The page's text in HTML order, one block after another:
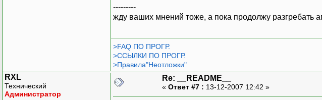
---------
жду ваших мнений тоже, а пока продолжу разгребать
>FAQ ПО ПРОГР.
>ССЫЛКИ ПО ПРОГР.
>Правила"Неотложки"
RXL
Технический
Администратор
Re: __README__
« Ответ #7 : 13-12-2007 12:42 »